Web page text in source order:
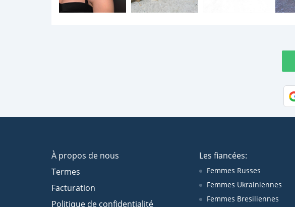
À propos de nous
Termes
Facturation
Politique de confidentialité
Les fiancées:
Femmes Russes
Femmes Ukrainiennes
Femmes Bresiliennes